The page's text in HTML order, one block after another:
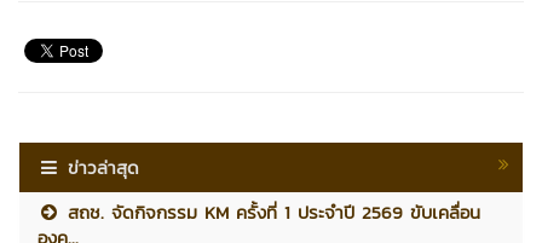
ข่าวล่าสุด
สถช. จัดกิจกรรม KM ครั้งที่ 1 ประจำปี 2569 ขับเคลื่อน
องค...